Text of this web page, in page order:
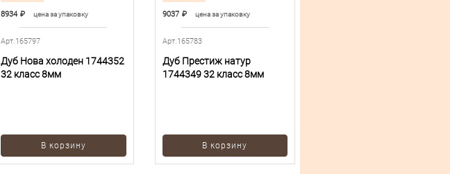
8934 ₽ цена за упаковку
Арт.165797
Дуб Нова холоден 1744352
32 класс 8мм
В корзину
9037 ₽ цена за упаковку
Арт.165783
Дуб Престиж натур
1744349 32 класс 8мм
В корзину